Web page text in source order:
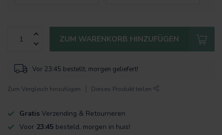
ZUM WARENKORB HINZUFÜGEN
Vor 23:45 bestellt, morgen geliefert!
Zum Vergleich hinzufügen Dieses Produkt teilen
Gratis Verzending & Retourneren
Voor 23:45 besteld, morgen in huis!